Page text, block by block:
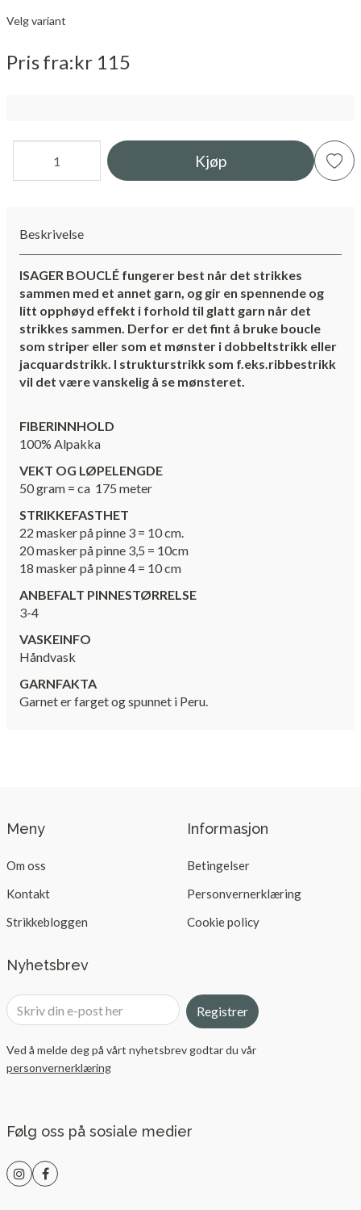
Velg variant
Prisfra kr 115
Kjøp
Beskrivelse
ISAGER BOUCLÉ fungerer best når det strikkes
sammen med et annet garn, og gir en spennende og
litt opphøyd effekt i forhold til glatt garn når det
strikkes sammen. Derfor er det fint å bruke boucle
som striper eller som et mønster i dobbeltstrikk eller
jacquardstrikk. I strukturstrikk som f.eks.ribbestrikk
vil det være vanskelig å se mønsteret.
FIBERINNHOLD
100% Alpakka
VEKT OG LØPELENGDE
50 gram = ca 175 meter
STRIKKEFASTHET
22 masker på pinne 3 = 10 cm.
20 masker på pinne 3,5 = 10cm
18 masker på pinne 4 = 10 cm
ANBEFALT PINNESTØRRELSE
3-4
VASKEINFO
Håndvask
GARNFAKTA
Garnet er farget og spunnet i Peru.
Meny
Om oss
Kontakt
Strikkebloggen
Informasjon
Betingelser
Personvernerklæring
Cookie policy
Nyhetsbrev
Registrer
Ved å melde deg på vårt nyhetsbrev godtar du vår
personvernerklæring
Følg oss på sosiale medier